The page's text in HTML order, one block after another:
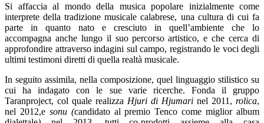
Si affaccia al mondo della musica popolare inizialmente come
interprete della tradizione musicale calabrese, una cultura di cui fa
parte in quanto nato e cresciuto in quell’ambiente che lo
accompagna anche lungo il suo percorso artistico, e che cerca di
approfondire attraverso indagini sul campo, registrando le voci degli
ultimi testimoni diretti di quella realtà musicale.
In seguito assimila, nella composizione, quel linguaggio stilistico su
cui ha indagato con le sue varie ricerche. Fonda il gruppo
Taranproject, col quale realizza Hjuri di Hjumari nel 2011, rolica,
nel 2012,e sonu (candidato al premio Tenco come miglior album